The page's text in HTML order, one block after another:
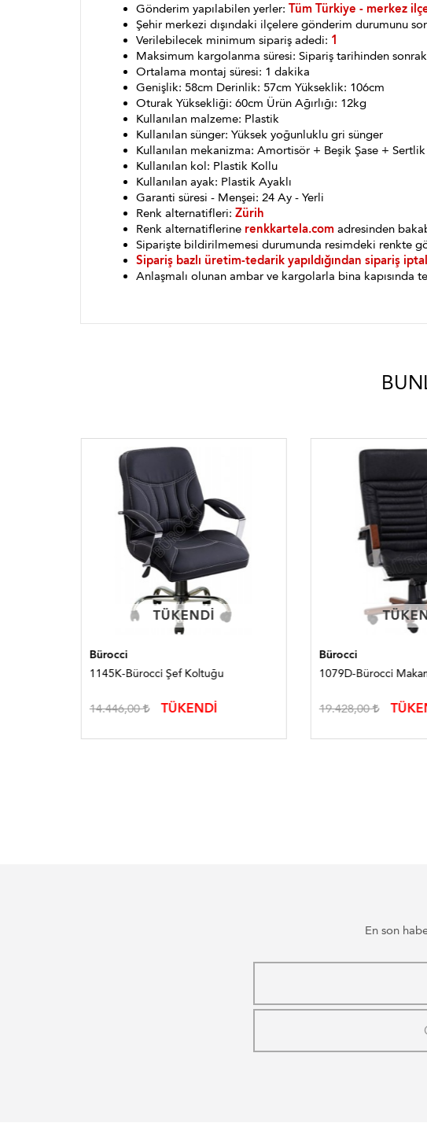
Gönderim yapılabilen yerler: Tüm Türkiye - merkez
Şehir merkezi dışındaki ilçelere gönderim durumunu
Verilebilecek minimum sipariş adedi: 1
Maksimum kargolanma süresi: Sipariş tarihinden
Ortalama montaj süresi: 1 dakika
Genişlik: 58cm Derinlik: 57cm Yükseklik: 106cm
Oturak Yüksekliği: 60cm Ürün Ağırlığı: 12kg
Kullanılan malzeme: Plastik
Kullanılan sünger: Yüksek yoğunluklu gri sünger
Kullanılan mekanizma: Amortisör + Beşik Şase + Sertlik
Kullanılan kol: Plastik Kollu
Kullanılan ayak: Plastik Ayaklı
Garanti süresi - Menşei: 24 Ay - Yerli
Renk alternatifleri: Zürih
Renk alternatiflerine renkkartela.com adresinden
Siparişte bildirilmemesi durumunda resimdeki renkte
Sipariş bazlı üretim-tedarik yapıldığından sipariş
Anlaşmalı olunan ambar ve kargolarla bina kapısında
TÜKENDI
TÜKENDI
Bürocci
1145K-Bürocci Şef Koltuğu
14.446,00 TÜKENDİ
Bürocci
1079D-Bürocci
19.428,00
En son